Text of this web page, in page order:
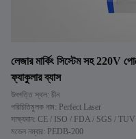
লেজার মার্কিং সিস্টেম সহ 220V
ফ্যাকুলার ব্যাস
উৎপত্তি স্থল: চীন
পরিচিতিমুলক নাম: Perfect Laser
সাক্ষ্যদান: CE / ISO / FDA / SGS / TUV
মডেল নম্বার: PEDB-200